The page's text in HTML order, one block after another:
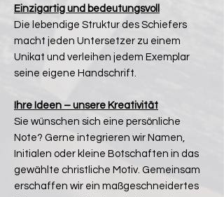
Einzigartig und bedeutungsvoll
Die lebendige Struktur des Schiefers
macht jeden Untersetzer zu einem
Unikat und verleihen jedem Exemplar
seine eigene Handschrift.
Ihre Ideen – unsere Kreativität
Sie wünschen sich eine persönliche
Note? Gerne integrieren wir Namen,
Initialen oder kleine Botschaften in das
gewählte christliche Motiv. Gemeinsam
erschaffen wir ein maßgeschneidertes